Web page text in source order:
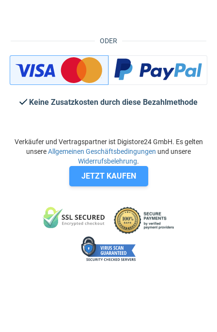
ODER
Keine Zusatzkosten durch diese Bezahlmethode
Verkäufer und Vertragspartner ist Digistore24 GmbH. Es gelten
unsereAllgemeinen Geschäftsbedingungen und unsere
Widerrufsbelehrung.
JETZT KAUFEN